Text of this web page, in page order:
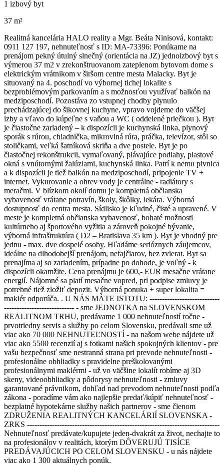
1 izbový byt
37 m²
Realitná kancelária HALO reality a Mgr. Beáta Ninisová, kontakt:
0911 127 197, nehnuteľnosť s ID: MA-73396: Ponúkame na
prenájom pekný útulný slnečný (orientácia na JZ) jednoizbový byt s
výmerou 37 m2 v zrekonštruovanom zateplenom bytovom dome s
elektrickým vrátnikom v širšom centre mesta Malacky. Byt je
situovaný na 4. poschodí vo výbornej tichej lokalite s
bezproblémovým parkovaním a s možnosťou využívať balkón na
medziposchodí. Pozostáva zo vstupnej chodby plynulo
prechádzajúcej do šikovnej kuchyne, vpravo vojdeme do väčšej
izby a vľavo do kúpeľne s vaňou a WC ( oddelené priečkou ). Byt
je čiastočne zariadený – k dispozícii je kuchynská linka, plynový
sporák s rúrou, chladnička, mikrovlná rúra, práčka, televízor, stôl so
stoličkami, veľká šatníková skriňa a dve postele. Byt je po
čiastočnej rekonštrukcii, vymaľovaný, plávajúce podlahy, plastové
okná s vnútornými žalúziami, kuchynská linka. Patrí k nemu pivnica
a k dispozícii je tiež balkón na medziposchodí, pripojenie TV +
internet. Vykurovanie a ohrev vody je centrálne - radiátory s
meračmi. V blízkom okolí domu je kompletná občianska
vybavenosť vrátane potravín, školy, škôlky, lekára. Výborná
dostupnosť do centra mesta. Sídlisko je kľudné, čisté a upravené. V
meste je kompletná občianska vybavenosť, bohaté možnosti
kultúrneho aj športového vyžitia a zároveň pokojné bývanie,
výborná infraštruktúra ( D2 – Bratislava 35 km ). Byt je vhodný pre
jednu - max. dve dospelé osoby. Hľadáme serióznych záujemcov,
ideálne na dlhodobejší prenájom, nefajčiarov, bez zvierat. Byt sa
prenajíma aj so zariadením, prípadne po dohode, je voľný - k
dispozícii okamžite. Cena prenájmu je 600,- EUR mesačne vrátane
energií. Nájomné sa platí mesačne vopred, pri podpise zmluvy je
potrebné tiež zložiť depozit. Výborná ponuka + super lokalita =
maklér odporúča. . U NÁS MÁTE ISTOTU: ----------------------------
---------------------------- - sme JEDNOTKA na SLOVENSKOM
REALITNOM TRHU, predávame 1 000 nehnuteľností ročne -
prvotriedny servis a služby po celom Slovensku, predávali sme už
viac ako 70 000 NEHNUTEĽNOSTÍ - na našom webe nájdete už
viac ako 5500 recenzií aj s fotkami našich spokojných klientov - pre
vašu bezpečnosť sme nestranná strana pri prevode nehnuteľnosti -
profesionálne obhliadky s pravidelne preškolovanými
profesionálnymi maklérmi - už vo väčšine lokalít robíme aj 3D
skeny, videoobhliadky a pôdorysy nehnuteľnosti - zmluvy
garantované právnikom, dohľad nad prevodom nehnuteľnosti podľa
zákona - poradíme vám ako najlepšie predať/kúpiť nehnuteľnosť -
bezplatné hypotekárne služby našich partnerov - sme členom
ZDRUŽENIA REALITNÝCH KANCELÁRIÍ SLOVENSKA -
ZRKS -----------------------------------------------------------------------------
Nehnuteľnosť predávate/kupujete jeden-dvakrát za život, nechajte to
na profesionálov v realitách, ktorým DÔVERUJÚ TISÍCE
PREDÁVAJÚCICH PO CELOM SLOVENSKU - u nás nájdete
viac ako 1 300 aktuálnych ponúk.